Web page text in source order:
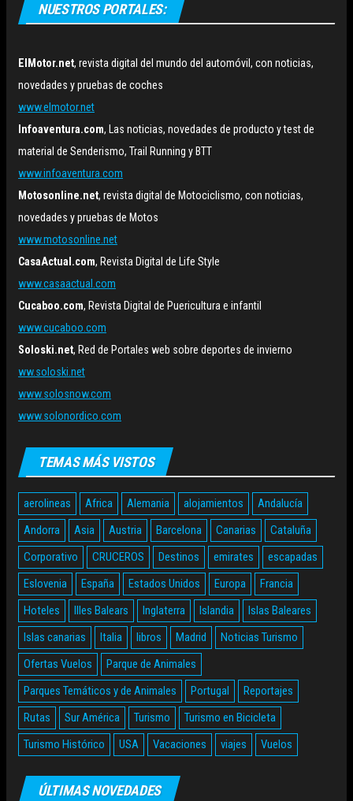
NUESTROS PORTALES:
ElMotor.net, revista digital del mundo del automóvil, con noticias,
novedades y pruebas de coches
www.elmotor.net
Infoaventura.com, Las noticias, novedades de producto y test de
material de Senderismo, Trail Running y BTT
www.infoaventura.com
Motosonline.net, revista digital de Motociclismo, con noticias,
novedades y pruebas de Motos
www.motosonline.net
CasaActual.com, Revista Digital de Life Style
www.casaactual.com
Cucaboo.com, Revista Digital de Puericultura e infantil
www.cucaboo.com
Soloski.net, Red de Portales web sobre deportes de invierno
ww.soloski.net
www.solosnow.com
www.solonordico.com
TEMAS MÁS VISTOS
aerolineas Africa Alemania alojamientos
Andalucía
Andorra
Asia Austria Barcelona Canarias
Cataluña
Corporativo
CRUCEROS Destinos emirates
escapadas
Eslovenia
España Estados Unidos Europa
Francia
Hoteles
Illes Balears Inglaterra Islandia
Islas Baleares
Islas canarias
Italia libros Madrid
Noticias Turismo
Ofertas Vuelos
Parque de Animales
Parques Temáticos y de Animales
Portugal
Reportajes
Rutas
Sur América Turismo
Turismo en Bicicleta
Turismo Histórico
USA Vacaciones viajes Vuelos
ÚLTIMAS NOVEDADES